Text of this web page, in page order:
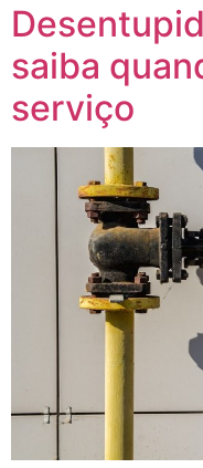
saiba
serviço